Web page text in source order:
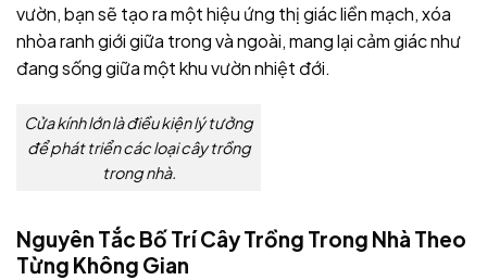
vườn, bạn sẽ tạo ra một hiệu ứng thị giác liền mạch, xóa
nhòa ranh giới giữa trong và ngoài, mang lại cảm giác như
đang sống giữa một khu vườn nhiệt đới.
Cửa kính lớn là điều kiện lý tưởng
để phát triển các loại cây trồng
trong nhà.
Nguyên Tắc Bố Trí Cây Trồng Trong Nhà Theo
Từng Không Gian